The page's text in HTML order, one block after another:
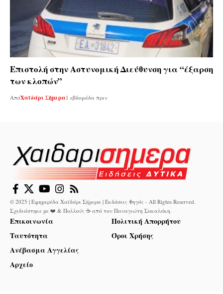
Επιστολή στην Αστυνομική Διεύθυνση για “έξαρση
των κλοπών”
ΑπόΧαϊδάρι Σήμερα1 εβδομάδα πριν
© 2025 | Εφημερίδα Χαϊδάρι Σήμερα | Εκδόσεις Φηγός - All Rights Reserved.
Σχεδιάστηκε με ❤️ & Πολλούς ☕ από τον Παναγιώτη Σακαλάκη
Επικοινωνία
Ταυτότητα
Ανέβασμα Αγγελίας
Αρχείο
Πολιτική Απορρήτου
Όροι Χρήσης